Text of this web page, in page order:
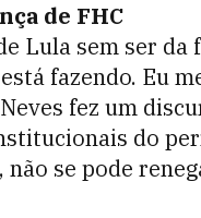
de FHC
Lula sem ser da
fazendo. Eu
fez um
do
se pode